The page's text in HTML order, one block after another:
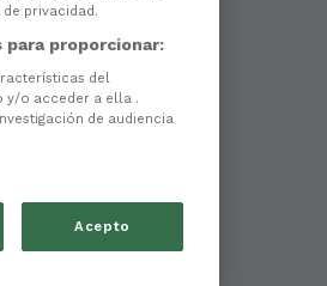
privacidad.
proporcionar:
del
y/o acceder a ella .
de audiencia
Acepto